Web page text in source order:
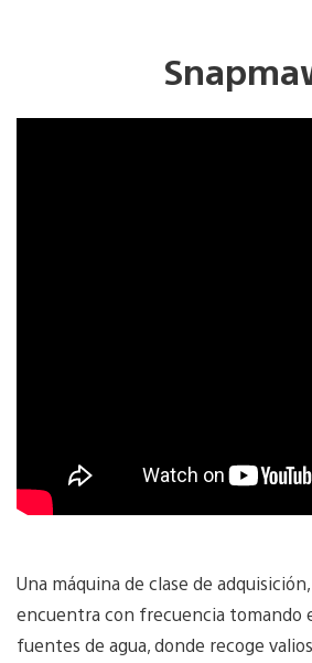
Una máquina de clase de
encuentra con frecuencia tomando
fuentes de agua, donde recoge